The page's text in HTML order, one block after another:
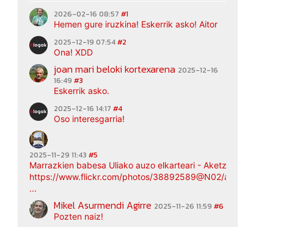
2026-02-16 08:57 #1
Hemen gure iruzkina! Eskerrik asko! Aitor
2025-12-19 07:54#2
Ona! XDD
joan mari beloki kortexarena 2025-12-16
16:49 #3
Eskerrik asko.
2025-12-16 14:17 #4
Oso interesgarria!
2025-11-29 11:43 #5
Marrazkien babesa Uliako auzo elkarteari - Aketz etxea (argazki
https://www.flickr.com/photos/38892589@N02/albums/
...
Mikel Asurmendi Agirre 2025-11-26 11:59 #6
Pozten naiz!